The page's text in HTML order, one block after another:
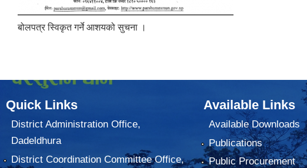
बोलपत्र स्विकृत गर्ने आशयको सुचना ।
Quick Links
District Administration Office,
Dadeldhura
District Coordination Committee Office,
Available Links
Available Downloads
Publications
Public Procurement